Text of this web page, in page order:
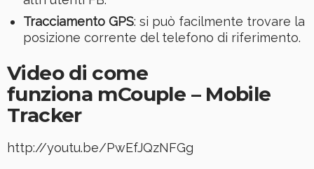
Tracciamento GPS: si può facilmente trovare la
posizione corrente del telefono di riferimento.
Video di come
funziona mCouple – Mobile
Tracker
http://youtu.be/PwEfJQzNFGg